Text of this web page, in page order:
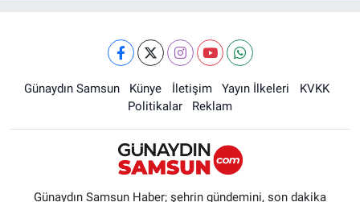
Günaydın Samsun Künye İletişim Yayın İlkeleri
KVKK
Politikalar
Reklam
Günaydın Samsun Haber; şehrin gündemini, son dakika